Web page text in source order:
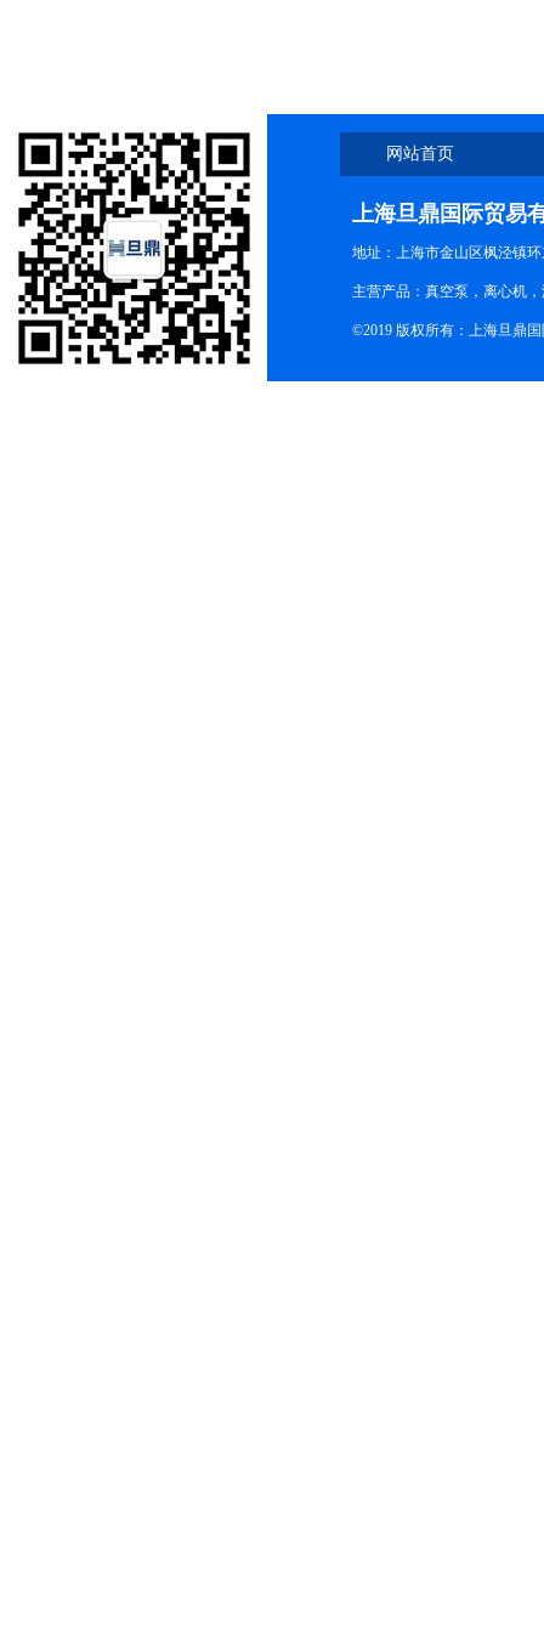
网站首页
上海旦鼎国际贸易
地址：上海市金山区枫泾镇
主营产品：真空泵，离心机
©2019 版权所有：上海旦鼎